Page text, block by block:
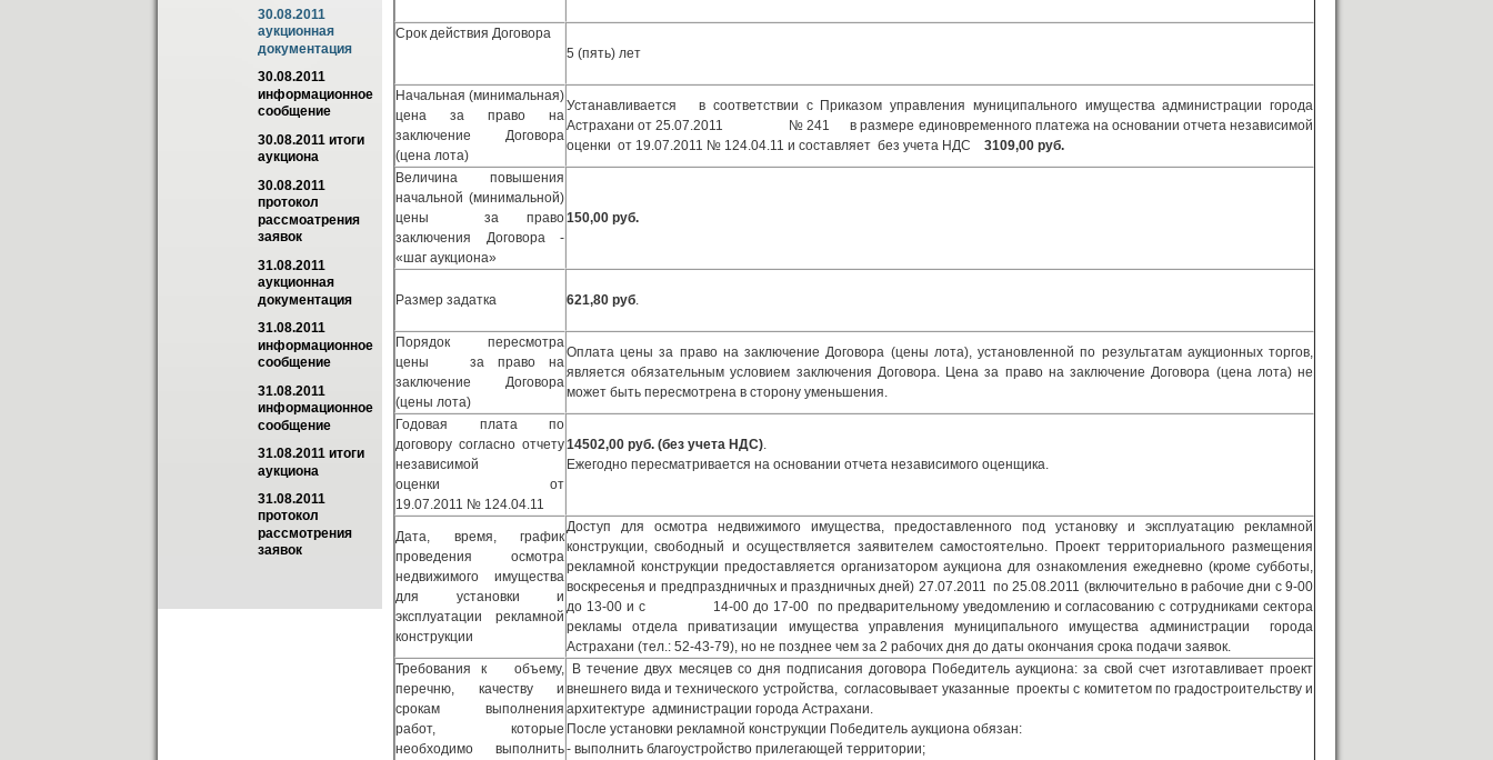
30.08.2011
аукционная
документация
30.08.2011
информационное
сообщение
30.08.2011 итоги
аукциона
30.08.2011
протокол
рассмоaтрения
заявок
31.08.2011
аукционная
документация
31.08.2011
информационное
сообщение
31.08.2011
информационное
сообщение
31.08.2011 итоги
аукциона
31.08.2011
протокол
рассмотрения
заявок
Срок действия Договора
5 (пять) лет
Начальная (минимальная)
цена за право на
заключение Договора
(цена лота)
Устанавливается в соответствии с Приказом управления муниципального имущества администрации города
Астрахани от 25.07.2011 № 241 в размере единовременного платежа на основании отчета независимой
оценки от 19.07.2011 № 124.04.11 и составляет без учета НДС 3109,00 руб.
Величина повышения
начальной (минимальной)
цены за право
заключения Договора -
«шаг аукциона»
150,00 руб.
Размер задатка 621,80 руб.
Порядок пересмотра
цены за право на
заключение Договора
(цены лота)
Оплата цены за право на заключение Договора (цены лота), установленной по результатам аукционных торгов,
является обязательным условием заключения Договора. Цена за право на заключение Договора (цена лота) не
может быть пересмотрена в сторону уменьшения.
Годовая плата по
договору согласно отчету
независимой
оценки от
19.07.2011 № 124.04.11
14502,00 руб. (без учета НДС).
Ежегодно пересматривается на основании отчета независимого оценщика.
Дата, время, график
проведения осмотра
недвижимого имущества
для установки и
эксплуатации рекламной
конструкции
Доступ для осмотра недвижимого имущества, предоставленного под установку и эксплуатацию рекламной
конструкции, свободный и осуществляется заявителем самостоятельно. Проект территориального размещения
рекламной конструкции предоставляется организатором аукциона для ознакомления ежедневно (кроме субботы,
воскресенья и предпраздничных и праздничных дней) 27.07.2011 по 25.08.2011 (включительно в рабочие дни с 9-00
до 13-00 и с 14-00 до 17-00 по предварительному уведомлению и согласованию с сотрудниками сектора
рекламы отдела приватизации имущества управления муниципального имущества администрации города
Астрахани (тел.: 52-43-79), но не позднее чем за 2 рабочих дня до даты окончания срока подачи заявок.
Требования к объему,
перечню, качеству и
срокам выполнения
работ, которые
необходимо выполнить
В течение двух месяцев со дня подписания договора Победитель аукциона: за свой счет изготавливает проект
внешнего вида и технического устройства, согласовывает указанные проекты с комитетом по градостроительству и
архитектуре администрации города Астрахани.
После установки рекламной конструкции Победитель аукциона обязан:
- выполнить благоустройство прилегающей территории;